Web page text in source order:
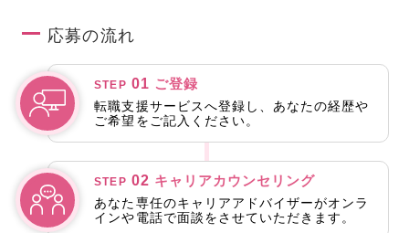
応募の流れ
STEP 01 ご登録
転職支援サービスへ登録し、あなたの経歴や
ご希望をご記入ください。
STEP 02 キャリアカウンセリング
あなた専任のキャリアアドバイザーがオンラ
インや電話で面談をさせていただきます。